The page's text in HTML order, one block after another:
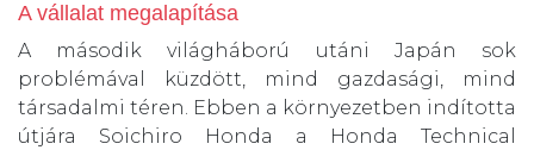
A vállalat megalapítása
A második világháború utáni Japán sok
problémával küzdött, mind gazdasági, mind
társadalmi téren. Ebben a környezetben indította
útjára Soichiro Honda a Honda Technical